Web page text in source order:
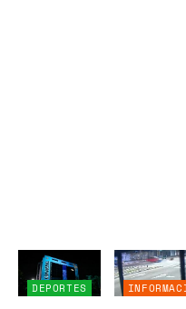
DEPORTES